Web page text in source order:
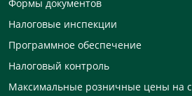
Формы документов
Налоговые инспекции
Программное обеспечение
Налоговый контроль
Максимальные розничные цены на